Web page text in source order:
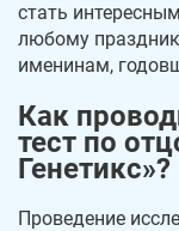
стать
любому
именинам,
Как
тест по
Генетикс»?
Проведение